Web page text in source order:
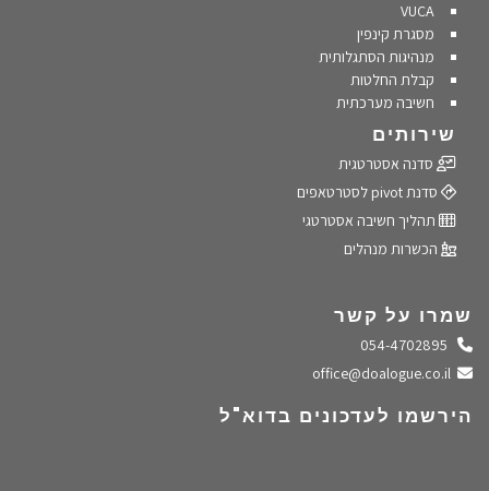
VUCA
מסגרת קינפין
מנהיגות הסתגלותית
קבלת החלטות
חשיבה מערכתית
שירותים
סדנה אסטרטגית
סדנת pivot לסטרטאפים
תהליך חשיבה אסטרטגי
הכשרות מנהלים
שמרו על קשר
התקשרו אלינו
שלחו מייל
הירשמו לעדכונים בדוא"ל